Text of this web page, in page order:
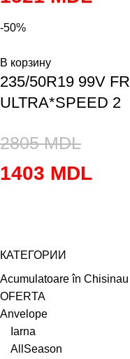
КАТЕГОРИИ
Acumulatoare în Chisinau
OFERTA
Anvelope
Iarna
AllSeason
-50%
В корзину
235/50R19 99V FR
ULTRA*SPEED 2
2805MDL
1403 MDL